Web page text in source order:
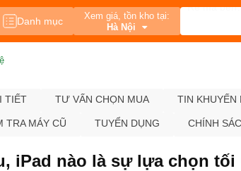
Danh mục
Xem giá, tồn kho tại:
Hà Nội
TIẾT TƯ VẤN CHỌN MUA TIN KHUYẾN
TRA MÁY CŨ TUYỂN DỤNG CHÍNH
iPad nào là sự lựa chọn tối